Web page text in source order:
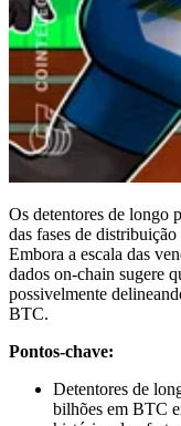
Os detentores de longo
das fases de
Embora a escala das
dados on-chain sugere
possivelmente
BTC.
Pontos-chave:
Detentores de
bilhões em BTC